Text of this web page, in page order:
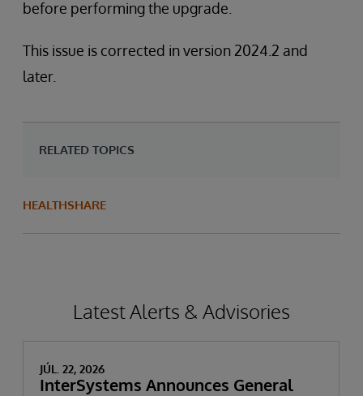
before performing the upgrade.
This issue is corrected in version 2024.2 and
later.
RELATED TOPICS
HEALTHSHARE
Latest Alerts & Advisories
JÚL. 22, 2026
InterSystems Announces General